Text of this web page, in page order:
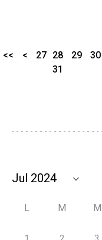
<< < 27 28 29
30
31
L M M